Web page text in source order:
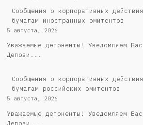
Сообщения о корпоративных
бумагам иностранных эмитентов
5 августа, 2026
Уважаемые депоненты! Уведомляем
Депози...
Cообщения о корпоративных
бумагам российских эмитентов
5 августа, 2026
Уважаемые депоненты! Уведомляем
Депози...